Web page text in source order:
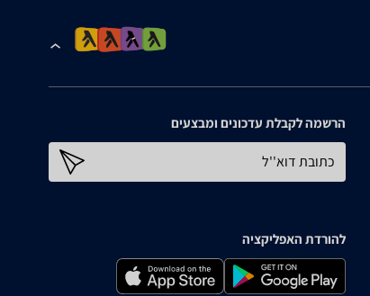
הרשמה לקבלת עדכונים ומבצעים
כתובת דוא''ל
להורדת האפליקציה